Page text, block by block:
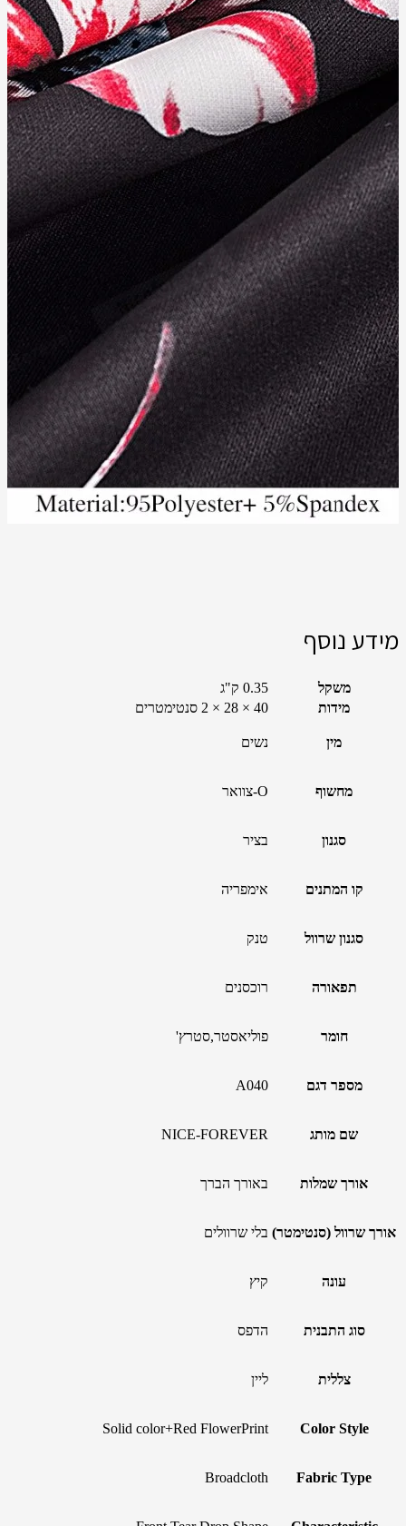
מידע נוסף
משקל
0.35 ק"ג
מידות
40 × 28 × 2 סנטימטרים
מין נשים
מחשוף O-צוואר
סגנון בציר
קו המתנים אימפריה
סגנון שרוול טנק
תפאורה רוכסנים
חומר פוליאסטר,סטרץ'
מספר דגם A040
שם מותג NICE-FOREVER
אורך שמלות באורך הברך
אורך שרוול (סנטימטר) בלי שרוולים
עונה קיץ
סוג התבנית הדפס
צללית ליין
Color Style
Solid color+Red FlowerPrint
Fabric Type
Broadcloth